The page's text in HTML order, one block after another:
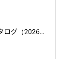
ログ（2026